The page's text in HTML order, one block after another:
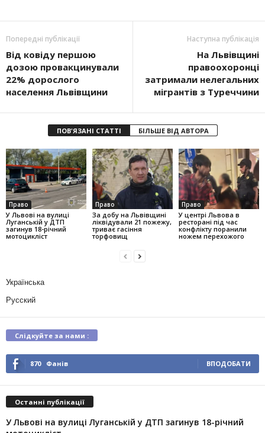
Попередні публікації
Від ковіду першою
дозою провакцинували
22% дорослого
населення Львівщини
Наступна публікація
На Львівщині
правоохоронці
затримали нелегальних
мігрантів з Туреччини
ПОВ'ЯЗАНІ СТАТТІ БІЛЬШЕ ВІД АВТОРА
Право
У Львові на вулиці
Луганській у ДТП
загинув 18-річний
мотоцикліст
Право
За добу на Львівщині
ліквідували 21 пожежу,
триває гасіння
торфовищ
Право
У центрі Львова в
ресторані під час
конфлікту поранили
ножем перехожого
Українська
Русский
Слідкуйте за нами :
870 Фанів ВПОДОБАТИ
Останні публікації
У Львові на вулиці Луганській у ДТП загинув 18-річний